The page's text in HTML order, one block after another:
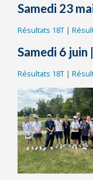
Samedi 23
Résultats 18T |
Samedi 6 juin
Résultats 18T |